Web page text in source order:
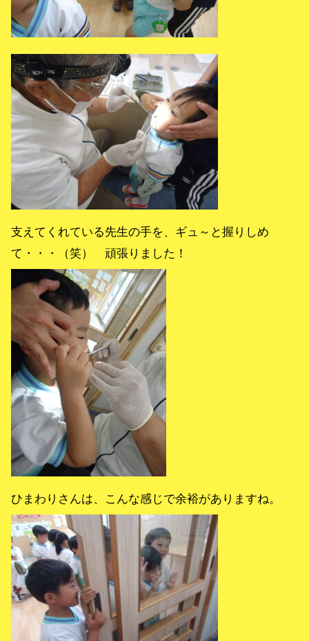
支えてくれている先生の手を、ギュ～と握りしめ
て・・・（笑） 頑張りました！
ひまわりさんは、こんな感じで余裕がありますね。